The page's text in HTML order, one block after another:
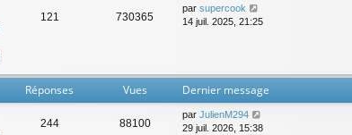
121 730365
par supercook
14 juil. 2025, 21:25
Réponses Vues Dernier message
244 88100
par JulienM294
29 juil. 2026, 15:38